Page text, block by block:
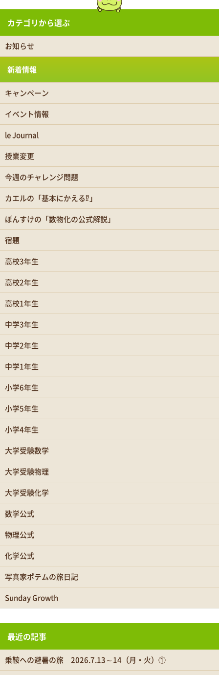
カテゴリから選ぶ
お知らせ
新着情報
キャンペーン
イベント情報
le Journal
授業変更
今週のチャレンジ問題
カエルの「基本にかえる⁉」
ぽんすけの「数物化の公式解説」
宿題
高校3年生
高校2年生
高校1年生
中学3年生
中学2年生
中学1年生
小学6年生
小学5年生
小学4年生
大学受験数学
大学受験物理
大学受験化学
数学公式
物理公式
化学公式
写真家ポテムの旅日記
Sunday Growth
最近の記事
乗鞍への避暑の旅 2026.7.13～14（月・火）①